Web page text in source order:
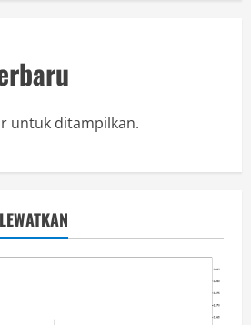
untuk ditampilkan.